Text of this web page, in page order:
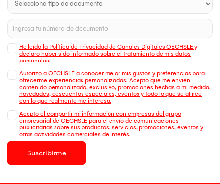
He leído la Política de Privacidad de Canales Digitales OECHSLE y
declaro haber sido informado sobre el tratamiento de mis datos
personales.
Autorizo a OECHSLE a conocer mejor mis gustos y preferencias para
ofrecerme experiencias personalizadas. Acepto que me envien
contenido personalizado, exclusivo, promociones hechas a mi medida,
novedades, descuentos especiales, eventos y todo lo que se alinee
con lo que realmente me interesa.
Acepto el compartir mi información con empresas del grupo
empresarial de OECHSLE para el envío de comunicaciones
publicitarias sobre sus productos, servicios, promociones, eventos y
otras actividades comerciales de interés.
Suscribirme